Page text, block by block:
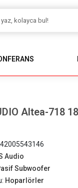
Altea-718
Audio
Subwoofer
Hoparlörler